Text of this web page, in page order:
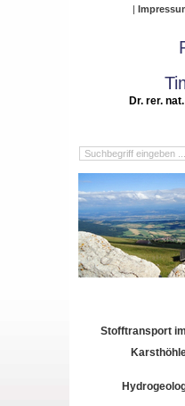
Dr. rer.
Stofftransport